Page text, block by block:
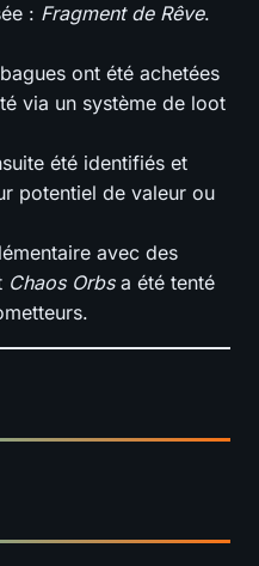
: Fragment de Rêve.
ont été achetées
via un système de loot
été identifiés et
potentiel de valeur ou
avec des
Chaos Orbsa été tenté